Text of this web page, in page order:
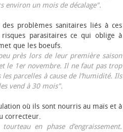
environ un mois de décalage".
problèmes sanitaires liés à ces
parasitaires ce qui oblige à
que les bœufs.
près lors de leur première saison
le 1er novembre. Il ne faut pas trop
parcelles à cause de l’humidité. Ils
vend à 30 mois".
où ils sont nourris au maïs et à
correcteur.
en phase d’engraissement.